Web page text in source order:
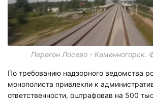
Перегон Лосево - Каменногорск.
По требованию надзорного ведомства
монополиста привлекли к
ответственности, оштрафовав на 500